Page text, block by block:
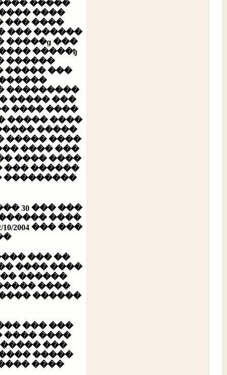
�����
����
��� ����
��� ������
�����ɡ ���
���� ����
��������
����� ����
�����
����� ����
���� ���
���� ����
��� ������
���������
��������
��� ������
��������
�����
���� ��
�� ����
���
������ ��
������